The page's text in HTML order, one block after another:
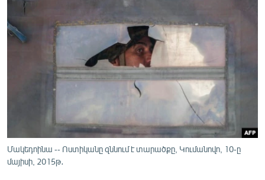
ՏԱՐԱԾԱՇՐՋԱՆ
ՄԻՋԱԶԳԱՅԻՆ
ՄՇԱԿՈՒՅԹ
ՏՏ ԵՒ ԻՆՏԵՐՆԵՏ
ԱՐԽԻՎ
Մակեդոինա -- Ոստիկանը զննում է տարածքը, Կումանովո, 10-ը
մայիսի, 2015թ․